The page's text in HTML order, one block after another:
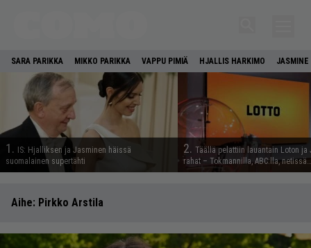
SARA PARIKKA MIKKO PARIKKA VAPPU PIMIÄ HJALLIS HARKIMO JASMINE
1.
IS: Hjalliksen ja Jasminen häissä
suomalainen supertähti
2. Täällä pelattiin lauantain Loton ja
rahat – Tokmannilla, ABC:lla, netissä…
Aihe: Pirkko Arstila